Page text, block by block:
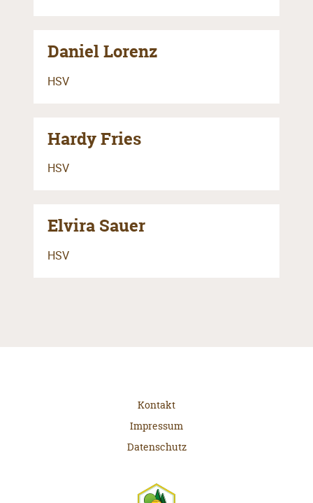
Daniel Lorenz
HSV
Hardy Fries
HSV
Elvira Sauer
HSV
Kontakt
Impressum
Datenschutz